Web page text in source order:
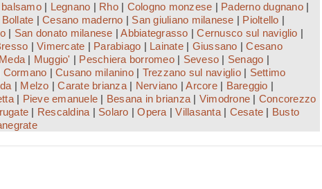
| Legnano | Rho| Cologno monzese | Paderno dugnano|
Bollate | Cesano maderno | San giuliano milanese | Pioltello |
| San donato milanese |Abbiategrasso |Cernusco sul naviglio |
| Vimercate | Parabiago | Lainate| Giussano |Cesano
Meda | Muggio' | Peschiera borromeo| Seveso | Senago |
Cormano | Cusano milanino| Trezzano sul naviglio| Settimo
| Melzo |Carate brianza| Nerviano |Arcore| Bareggio |
| Pieve emanuele | Besana in brianza | Vimodrone | Concorezzo
| Rescaldina | Solaro |Opera |Villasanta| Cesate | Busto